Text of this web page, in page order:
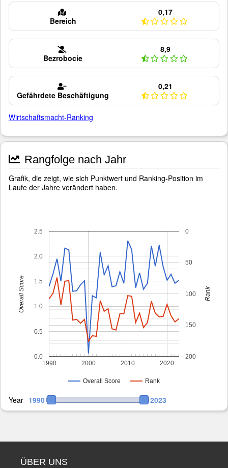
Bereich
0,17
Bezrobocie
8,9
Gefährdete Beschäftigung
0,21
Wirtschaftsmacht-Ranking
Rangfolge nach Jahr
Grafik, die zeigt, wie sich Punktwert und Ranking-Position im
Laufe der Jahre verändert haben.
Overall Score Rank
1990 2000 2010 2020
0.0
0.5
1.0
1.5
2.0
2.5 0
50
100
150
200
Overall Score Rank
Year 1990 2023
ÜBER UNS